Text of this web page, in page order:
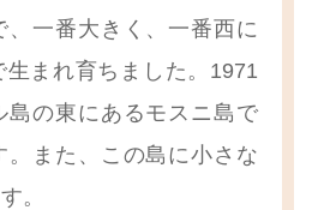
、一番大きく、一番西に
まれ育ちました。1971
島の東にあるモスニ島で
。また、この島に小さな
。